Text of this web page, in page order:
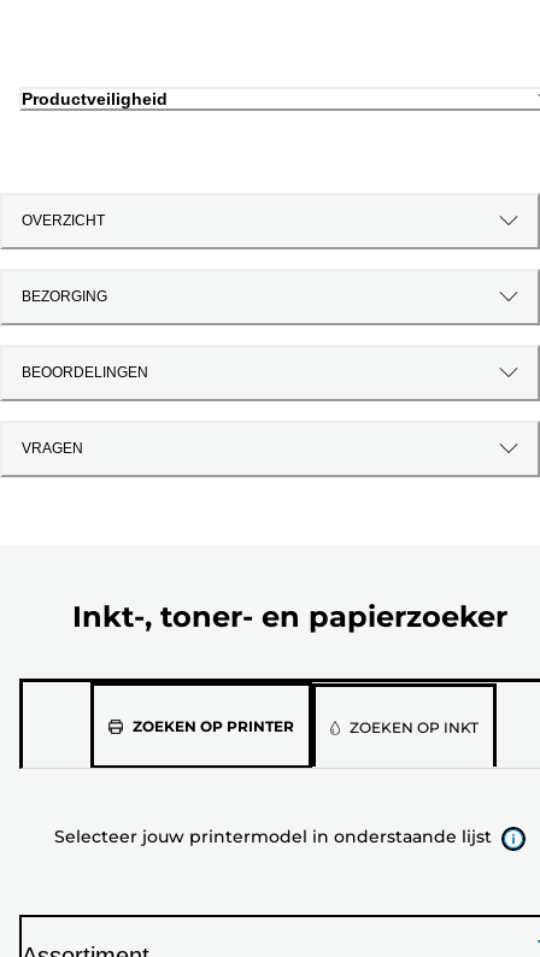
Productveiligheid
OVERZICHT
BEZORGING
BEOORDELINGEN
VRAGEN
Inkt-, toner- en papierzoeker
ZOEKEN OP PRINTERSelecteer
onderstaande
ZOEKEN OP INKT
Selecteer jouw printermodel in onderstaande lijst